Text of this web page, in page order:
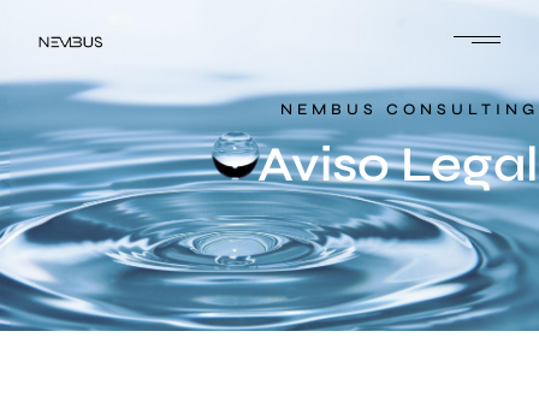
NEMBUS CONSULTING
Aviso Legal